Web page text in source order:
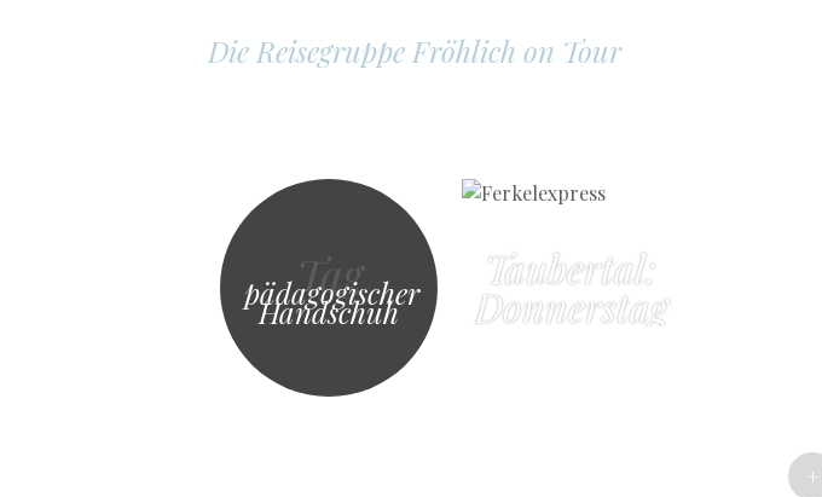
Die Reisegruppe Fröhlich on Tour
Tag
pädagogischer
Handschuh
Taubertal:
Donnerstag
+